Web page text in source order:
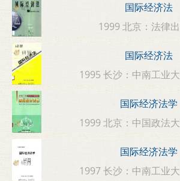
国际经济法
1999 北京：法律
国际经济法
1995 长沙：中南工业
国际经济法学
1999 北京：中国政法
国际经济法学
1997 长沙：中南工业